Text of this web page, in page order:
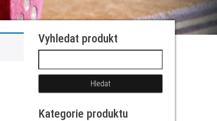
Vyhledat produkt
Kategorie produktu